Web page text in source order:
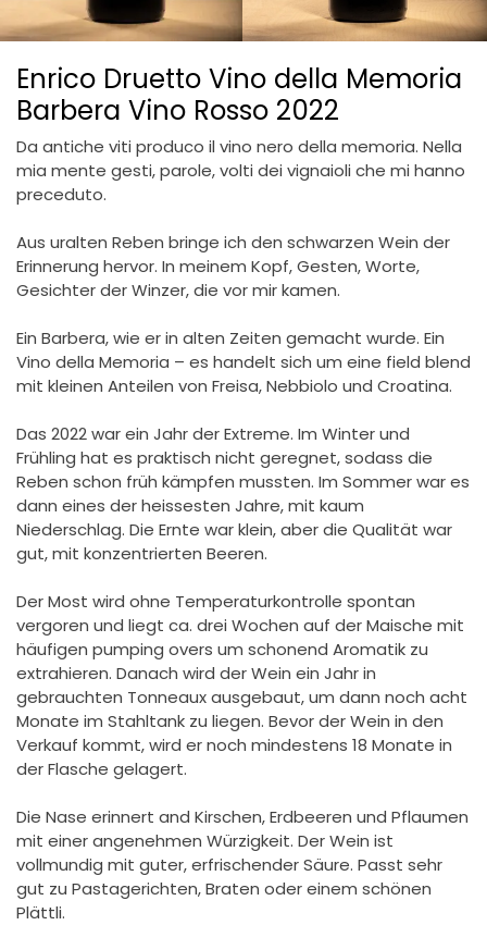
Enrico Druetto Vino della Memoria
Barbera Vino Rosso 2022
Da antiche viti produco il vino nero della memoria. Nella
mia mente gesti, parole, volti dei vignaioli che mi hanno
preceduto.
Aus uralten Reben bringe ich den schwarzen Wein der
Erinnerung hervor. In meinem Kopf, Gesten, Worte,
Gesichter der Winzer, die vor mir kamen.
Ein Barbera, wie er in alten Zeiten gemacht wurde. Ein
Vino della Memoria – es handelt sich um eine field blend
mit kleinen Anteilen von Freisa, Nebbiolo und Croatina.
Das 2022 war ein Jahr der Extreme. Im Winter und
Frühling hat es praktisch nicht geregnet, sodass die
Reben schon früh kämpfen mussten. Im Sommer war es
dann eines der heissesten Jahre, mit kaum
Niederschlag. Die Ernte war klein, aber die Qualität war
gut, mit konzentrierten Beeren.
Der Most wird ohne Temperaturkontrolle spontan
vergoren und liegt ca. drei Wochen auf der Maische mit
häufigen pumping overs um schonend Aromatik zu
extrahieren. Danach wird der Wein ein Jahr in
gebrauchten Tonneaux ausgebaut, um dann noch acht
Monate im Stahltank zu liegen. Bevor der Wein in den
Verkauf kommt, wird er noch mindestens 18 Monate in
der Flasche gelagert.
Die Nase erinnert and Kirschen, Erdbeeren und Pflaumen
mit einer angenehmen Würzigkeit. Der Wein ist
vollmundig mit guter, erfrischender Säure. Passt sehr
gut zu Pastagerichten, Braten oder einem schönen
Plättli.